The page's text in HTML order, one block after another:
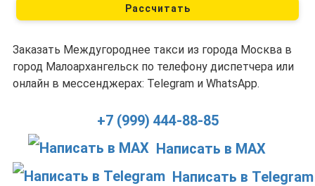
Рассчитать
Заказать Междугороднее такси из города Москва в
город Малоархангельск по телефону диспетчера или
онлайн в мессенджерах: Telegram и WhatsApp.
+7 (999) 444-88-85
Написать в MAX
Написать в Telegram